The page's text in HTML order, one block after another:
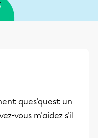
ques'quest un
vous m'aidez s'il